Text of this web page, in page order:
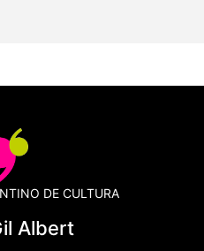
DE CULTURA
Albert